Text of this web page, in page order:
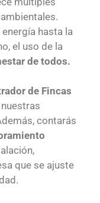
hasta la
el uso de la
de todos.
de Fincas
contarás
que se ajuste